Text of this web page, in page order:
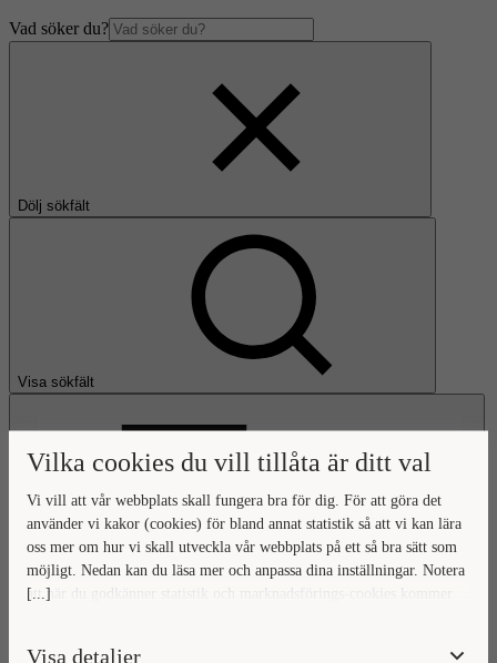
Vilka cookies du vill tillåta är ditt val
[...]
Vi vill att vår webbplats skall fungera bra för dig. För att göra det
använder vi kakor (cookies) för bland annat statistik så att vi kan lära
oss mer om hur vi skall utveckla vår webbplats på ett så bra sätt som
möjligt. Nedan kan du läsa mer och anpassa dina inställningar. Notera
att när du godkänner statistik och marknadsförings-cookies kommer
Visa detaljer
Vad söker du?
Dölj sökfält
Visa sökfält
Gå till startsidan